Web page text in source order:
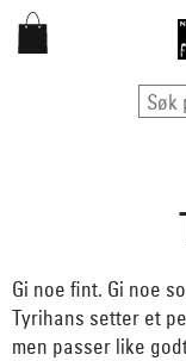
Gi noe fint. Gi noe
Tyrihans setter et
men passer like